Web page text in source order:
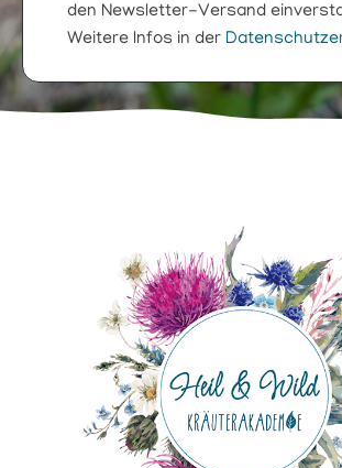
den Newsletter-Versand
Weitere Infos in der